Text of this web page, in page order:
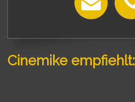
Cinemike empfiehlt: